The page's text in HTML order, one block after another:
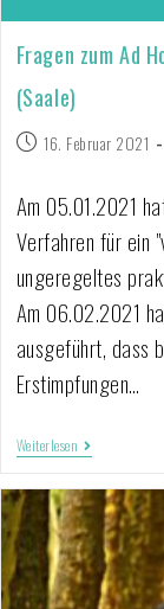
Fragen zum Ad
(Saale)
16. Februar 2021
Am 05.01.2021
Verfahren für ein
ungeregeltes
Am 06.02.2021
ausgeführt, dass
Erstimpfungen…
Weiterlesen